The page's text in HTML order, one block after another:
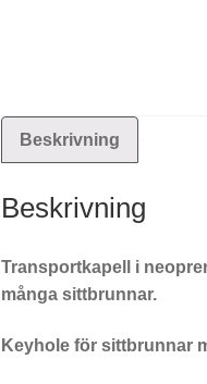
Beskrivning
Beskrivning
Transportkapell i
många sittbrunnar.
Keyhole för sittbrunnar